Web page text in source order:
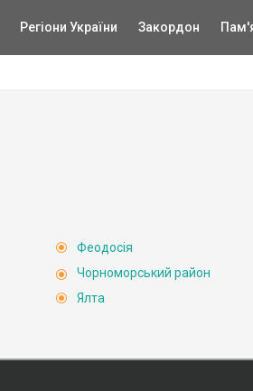
Регіони України Закордон
Феодосія
Чорноморський район
Ялта